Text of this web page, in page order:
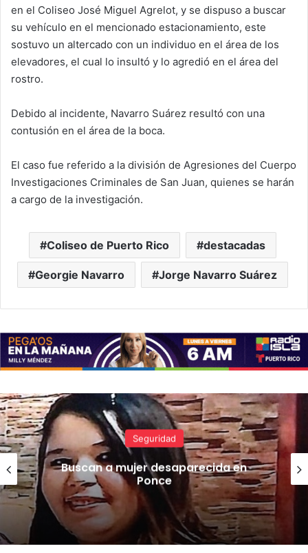
en el Coliseo José Miguel Agrelot, y se dispuso a buscar
su vehículo en el mencionado estacionamiento, este
sostuvo un altercado con un individuo en el área de los
elevadores, el cual lo insultó y lo agredió en el área del
rostro.
Debido al incidente, Navarro Suárez resultó con una
contusión en el área de la boca.
El caso fue referido a la división de Agresiones del Cuerpo
Investigaciones Criminales de San Juan, quienes se harán
a cargo de la investigación.
Coliseo de Puerto Rico destacadas
Georgie Navarro Jorge Navarro Suárez
Noticias
Colegio de Cirujanos Dentistas
amplía el alcance del Mes de la
Salud Oral con iniciativas para
niños, familias, cuidadores y
adultos mayores